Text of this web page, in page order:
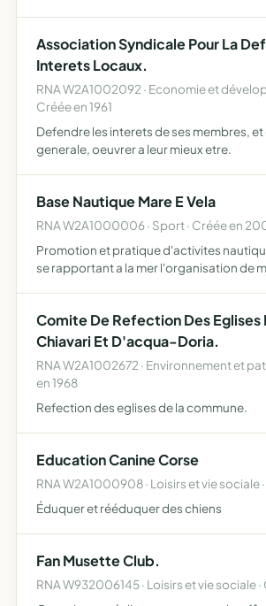
Association Syndicale Pour La
Interets Locaux.
RNA W2A1002092 · Economie et
Créée en 1961
Defendre les interets de ses membres,
generale, oeuvrer a leur mieux etre.
Base Nautique Mare E Vela
RNA W2A1000006 · Sport · Créée en
Promotion et pratique d'activites
se rapportant a la mer l'organisation de
Comite De Refection Des
Chiavari Et D'acqua-Doria.
RNA W2A1002672 · Environnement et
en 1968
Refection des eglises de la commune.
Education Canine Corse
RNA W2A1000908 · Loisirs et vie sociale
Éduquer et rééduquer des chiens
Fan Musette Club.
RNA W932006145 · Loisirs et vie sociale ·